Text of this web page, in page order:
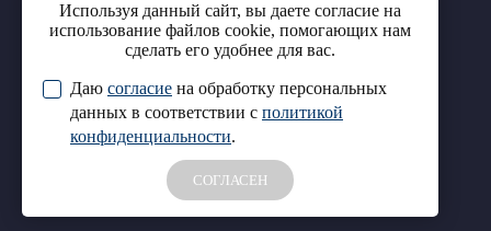
© 2024. ООО «Центр ленточных пил».
Все права защищены.
Cогласие на обработку
персональных данных
Политика конфиденциальности
Сайт сделан Аудитория
Используя данный сайт, вы даете согласие на
использование файлов cookie, помогающих нам
сделать его удобнее для вас.
Даю согласие на обработку персональных
данных в соответствии с политикой
конфиденциальности.
СОГЛАСЕН